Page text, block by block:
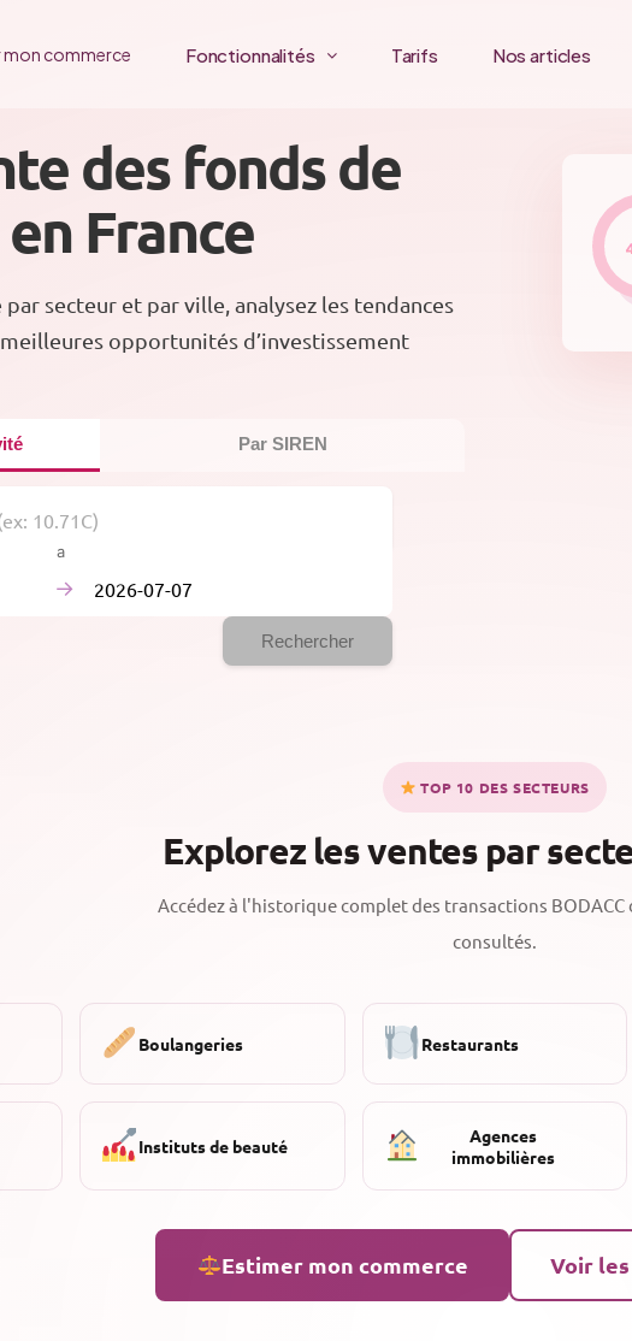
mon commerce Fonctionnalités Tarifs Nos articles
des fonds de
France
secteur et par ville, analysez les tendances
opportunités d’investissement
Par SIREN
à
→
Rechercher
TOP 10 DES SECTEURS
Explorez les ventes par
Accédez à l'historique complet des transactions BODACC
consultés.
Boulangeries Restaurants
Instituts de beauté
Agences
immobilières
Estimer mon commerce Voir